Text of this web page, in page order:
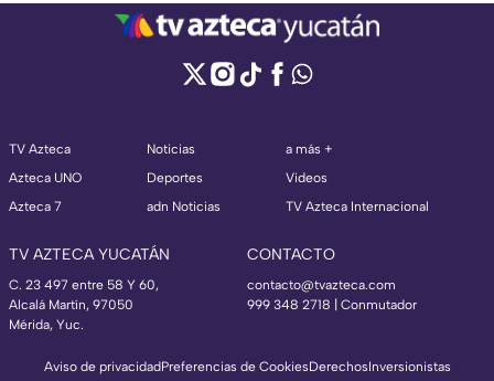
TV Azteca
Azteca UNO
Azteca 7
Noticias
Deportes
adn Noticias
a más +
Videos
TV Azteca Internacional
TV AZTECA YUCATÁN
C. 23 497 entre 58 Y 60,
Alcalá Martín, 97050
Mérida, Yuc.
CONTACTO
contacto@tvazteca.com
999 348 2718 | Conmutador
Aviso de privacidadPreferencias de CookiesDerechosInversionistas